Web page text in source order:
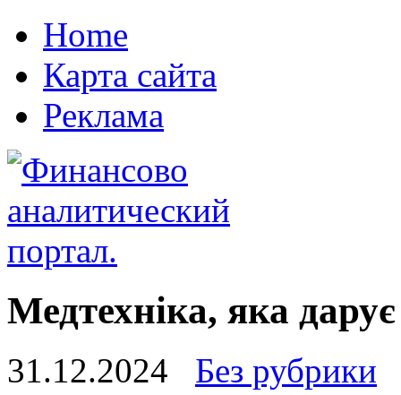
Home
Карта сайта
Реклама
Медтехніка, яка
31.12.2024 Без рубрики